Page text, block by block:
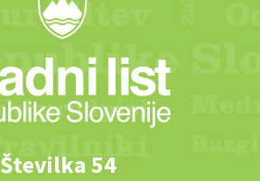
Številka 54